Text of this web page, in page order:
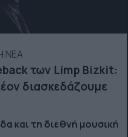
ΝΕΑ
των Limp Bizkit:
διασκεδάζουμε
και τη διεθνή μουσική